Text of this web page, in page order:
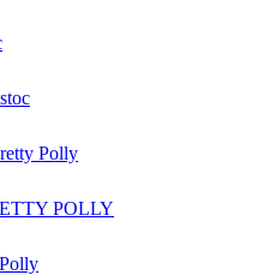
Polly
POLLY